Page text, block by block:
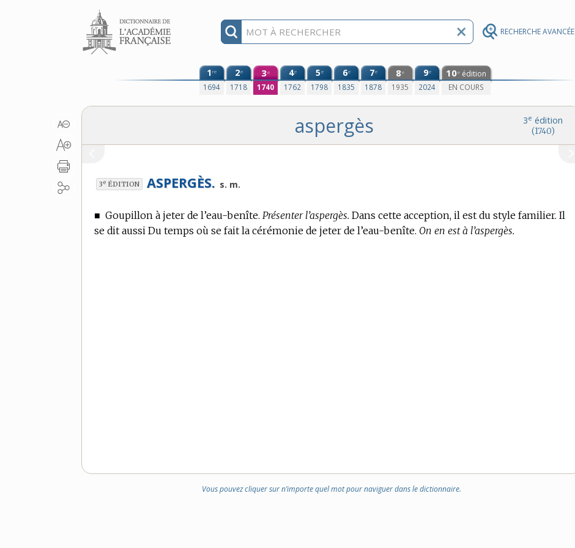
RECHERCHE AVANCÉE
Aller au contenu
1re
1694
2e
1718
3e
1740
4e
1762
5e
1798
6e
1835
7e
1878
8e
1935
9e
2024
10e édition
EN COURS
3e édition
(1740)
aspergès
3e ÉDITION ASPERGÈS. s. m.
■Goupillon à jeter de l’eau-benîte. Présenter l’aspergès. Dans cette acception, il est du style familier. Il
se dit aussi Du temps où se fait la cérémonie de jeter de l’eau-benîte. On en est à l’aspergès.
Vous pouvez cliquer sur n’importe quel mot pour naviguer dans le dictionnaire.